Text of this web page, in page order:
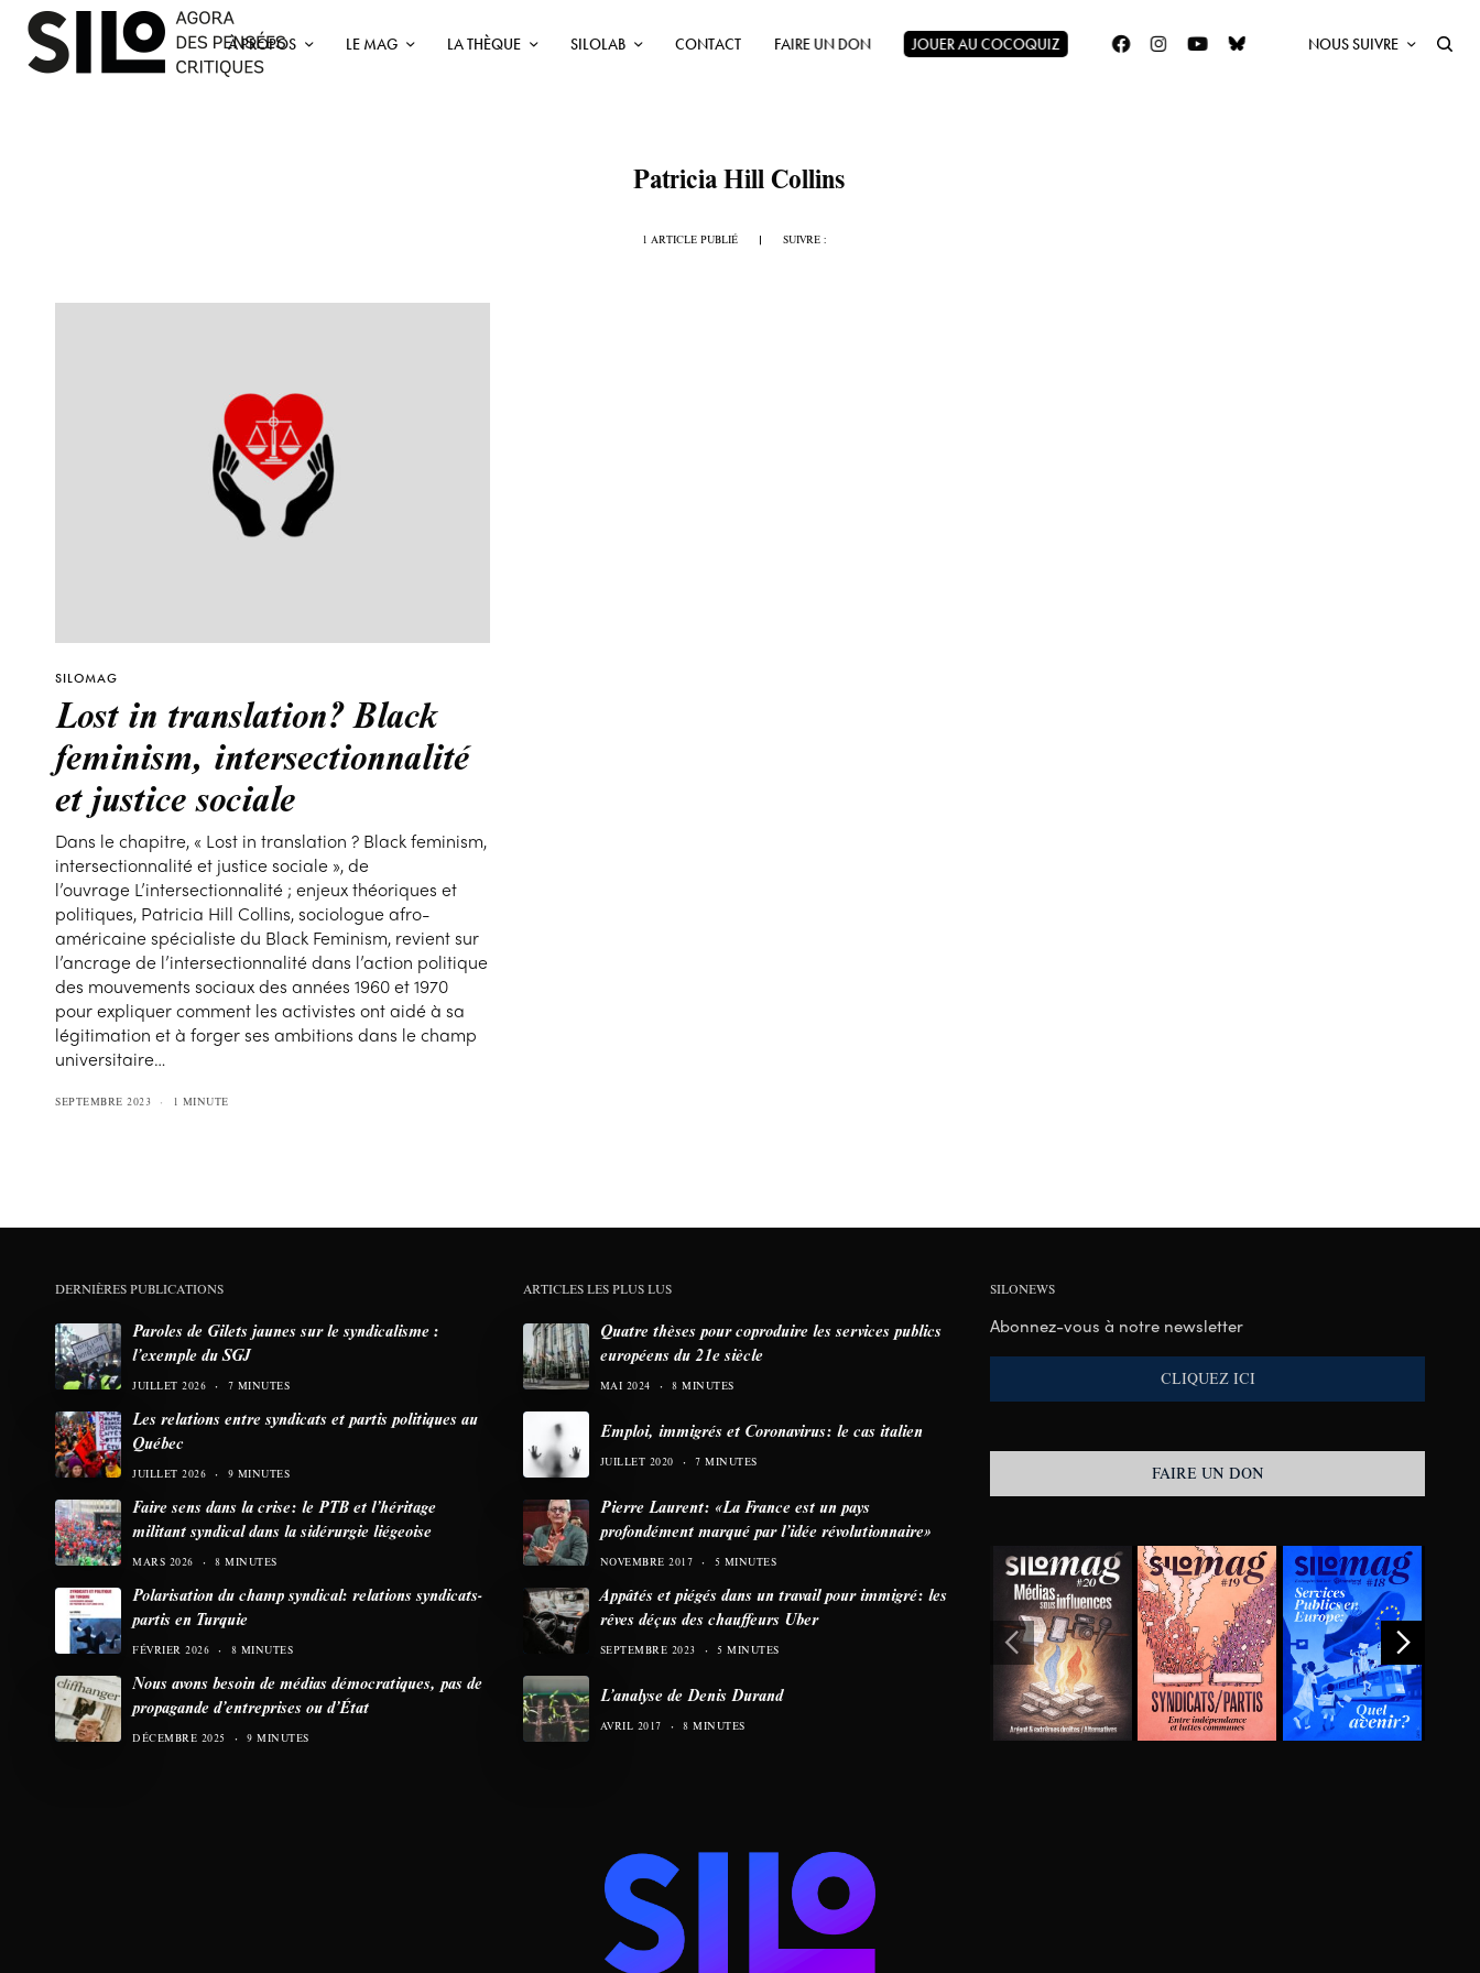
À PROPOS LE MAG LA THÈQUE SILOLAB CONTACT FAIRE UN DON JOUER AU COCOQUIZ NOUS SUIVRE
Patricia Hill Collins
1 ARTICLE PUBLIÉ | SUIVRE :
SILOMAG
Lost in translation? Black
feminism, intersectionnalité
et justice sociale
Dans le chapitre, « Lost in translation ? Black feminism,
intersectionnalité et justice sociale », de
l’ouvrage L’intersectionnalité ; enjeux théoriques et
politiques, Patricia Hill Collins, sociologue afro-
américaine spécialiste du Black Feminism, revient sur
l’ancrage de l’intersectionnalité dans l’action politique
des mouvements sociaux des années 1960 et 1970
pour expliquer comment les activistes ont aidé à sa
légitimation et à forger ses ambitions dans le champ
universitaire…
SEPTEMBRE 2023 1 MINUTE
DERNIÈRES PUBLICATIONS
Paroles de Gilets jaunes sur le syndicalisme :
l’exemple du SGJ
JUILLET 2026 7 MINUTES
Les relations entre syndicats et partis politiques au
Québec
JUILLET 2026 9 MINUTES
Faire sens dans la crise: le PTB et l’héritage
militant syndical dans la sidérurgie liégeoise
MARS 2026 8 MINUTES
Polarisation du champ syndical: relations syndicats-
partis en Turquie
FÉVRIER 2026 8 MINUTES
Nous avons besoin de médias démocratiques, pas de
propagande d’entreprises ou d’État
DÉCEMBRE 2025 9 MINUTES
ARTICLES LES PLUS LUS
Quatre thèses pour coproduire les services publics
européens du 21e siècle
MAI 2024 8 MINUTES
Emploi, immigrés et Coronavirus: le cas italien
JUILLET 2020 7 MINUTES
Pierre Laurent: «La France est un pays
profondément marqué par l’idée révolutionnaire»
NOVEMBRE 2017 5 MINUTES
Appâtés et piégés dans un travail pour immigré: les
rêves déçus des chauffeurs Uber
SEPTEMBRE 2023 5 MINUTES
L’analyse de Denis Durand
AVRIL 2017 8 MINUTES
SILONEWS
Abonnez-vous à notre newsletter
CLIQUEZ ICI
FAIRE UN DON